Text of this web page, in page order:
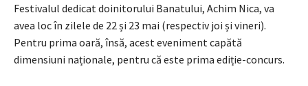
Festivalul dedicat doinitorului Banatului, Achim Nica, va
avea loc în zilele de 22 și 23 mai (respectiv joi și vineri).
Pentru prima oară, însă, acest eveniment capătă
dimensiuni naționale, pentru că este prima ediție-concurs.